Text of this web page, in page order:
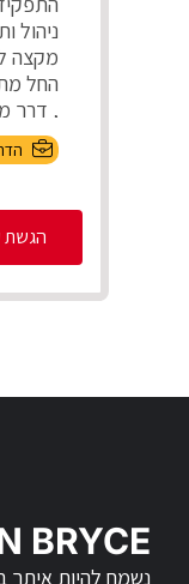
ניהול
מקצה
החל
, דרך
...
הגשת
BRYCE
נשמח להיות איתך